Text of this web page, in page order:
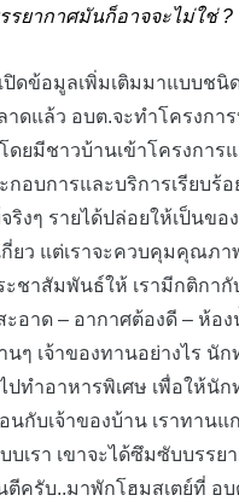
รยากาศมันก็อาจจะไม่ใช่ ?
อมูลเพิ่มเติมมาแบบชนิด
าดแล้ว อบต.จะทำโครงกา
โดยมีชาวบ้านเข้าโครงการ
อบการและบริการเรียบร้อ
ริงๆ รายได้ปล่อยให้เป็นขอ
กี่ยว แต่เราจะควบคุมคุณภา
ชาสัมพันธ์ให้ เรามีกติกากั
อาด – อากาศต้องดี – ห้อ
ๆ เจ้าของทานอย่างไร นัก
ทำอาหารพิเศษ เพื่อให้นัก
นกับเจ้าของบ้าน เราทาน
บเรา เขาจะได้ซึมซับบรรย
ตีครับ..มาพักโฮมสเตย์ที่ อ